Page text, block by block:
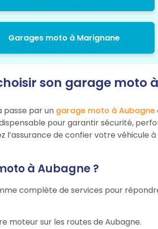
Garages moto à Marignane
son garage moto
par un garage moto à Aubagne
pour garantir sécurité,
l’assurance de confier votre véhicule
à Aubagne ?
complète de services pour répondre
moteur sur les routes de Aubagne.